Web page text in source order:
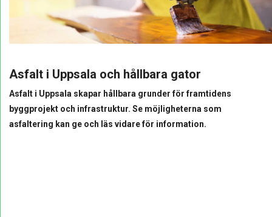
Asfalt i Uppsala och hållbara gator
Asfalt i Uppsala skapar hållbara grunder för framtidens
byggprojekt och infrastruktur. Se möjligheterna som
asfaltering kan ge och läs vidare för information.